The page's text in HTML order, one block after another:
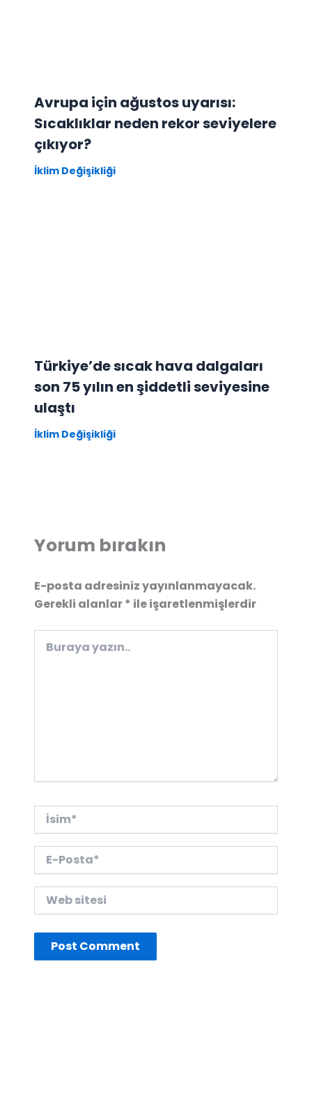
Avrupa için ağustos uyarısı:
Sıcaklıklar neden rekor seviyelere
çıkıyor?
İklim Değişikliği
Türkiye’de sıcak hava dalgaları
son 75 yılın en şiddetli seviyesine
ulaştı
İklim Değişikliği
Yorum bırakın
E-posta adresiniz yayınlanmayacak.
Gerekli alanlar* ile işaretlenmişlerdir
yazın..
İsim*
Posta*
sitesi